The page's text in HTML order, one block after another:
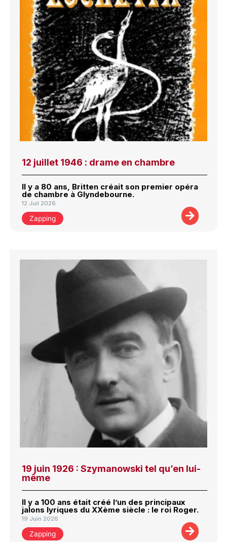
12 juillet 1946 : drame en chambre
Il y a 80 ans, Britten créait son premier opéra
de chambre à Glyndebourne.
12 Juil 2026
Zapping
19 juin 1926 : Szymanowski tel qu’en lui-
même
Il y a 100 ans était créé l’un des principaux
jalons lyriques du XXème siècle : le roi Roger.
19 Juin 2026
Zapping